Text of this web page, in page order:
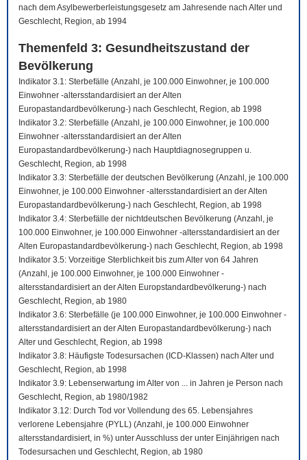
nach dem Asylbewerberleistungsgesetz am Jahresende nach Alter und
Geschlecht, Region, ab 1994
Themenfeld 3: Gesundheitszustand der
Bevölkerung
Indikator 3.1: Sterbefälle (Anzahl, je 100.000 Einwohner, je 100.000
Einwohner -altersstandardisiert an der Alten
Europastandardbevölkerung-) nach Geschlecht, Region, ab 1998
Indikator 3.2: Sterbefälle (Anzahl, je 100.000 Einwohner, je 100.000
Einwohner -altersstandardisiert an der Alten
Europastandardbevölkerung-) nach Hauptdiagnosegruppen u.
Geschlecht, Region, ab 1998
Indikator 3.3: Sterbefälle der deutschen Bevölkerung (Anzahl, je 100.000
Einwohner, je 100.000 Einwohner -altersstandardisiert an der Alten
Europastandardbevölkerung-) nach Geschlecht, Region, ab 1998
Indikator 3.4: Sterbefälle der nichtdeutschen Bevölkerung (Anzahl, je
100.000 Einwohner, je 100.000 Einwohner -altersstandardisiert an der
Alten Europastandardbevölkerung-) nach Geschlecht, Region, ab 1998
Indikator 3.5: Vorzeitige Sterblichkeit bis zum Alter von 64 Jahren
(Anzahl, je 100.000 Einwohner, je 100.000 Einwohner -
altersstandardisiert an der Alten Europstandardbevölkerung-) nach
Geschlecht, Region, ab 1980
Indikator 3.6: Sterbefälle (je 100.000 Einwohner, je 100.000 Einwohner -
altersstandardisiert an der Alten Europastandardbevölkerung-) nach
Alter und Geschlecht, Region, ab 1998
Indikator 3.8: Häufigste Todesursachen (ICD-Klassen) nach Alter und
Geschlecht, Region, ab 1998
Indikator 3.9: Lebenserwartung im Alter von ... in Jahren je Person nach
Geschlecht, Region, ab 1980/1982
Indikator 3.12: Durch Tod vor Vollendung des 65. Lebensjahres
verlorene Lebensjahre (PYLL) (Anzahl, je 100.000 Einwohner
altersstandardisiert, in %) unter Ausschluss der unter Einjährigen nach
Todesursachen und Geschlecht, Region, ab 1980